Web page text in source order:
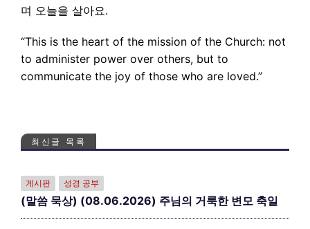
며 오늘을 살아요.
“This is the heart of the mission of the Church: not
to administer power over others, but to
communicate the joy of those who are loved.”
최신글 목록
게시판 성경 공부
(말씀 묵상) (08.06.2026) 주님의 거룩한 변모 축일